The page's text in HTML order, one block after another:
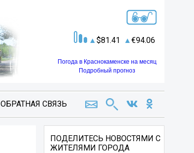
81.41 94.06
Погода в Краснокаменске на месяц
Подробный прогноз
ОБРАТНАЯ СВЯЗЬ
ПОДЕЛИТЕСЬ НОВОСТЯМИ С
ЖИТЕЛЯМИ ГОРОДА